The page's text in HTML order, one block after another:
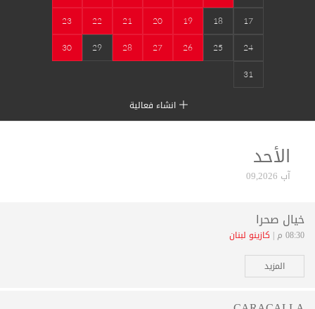
17
18
19
20
21
22
23
24
25
26
27
28
29
30
31
انشاء فعالية
الأحد
آب 09,2026
خيال صحرا
08:30 م |
كازينو لبنان
المزيد